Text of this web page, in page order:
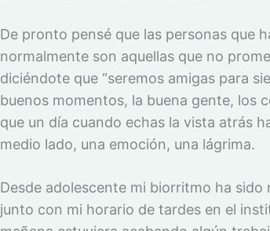
De pronto pensé que las personas que
normalmente son aquellas que no
diciéndote que “seremos amigas para
buenos momentos, la buena gente, los
que un día cuando echas la vista atrás
medio lado, una emoción, una lágrima.
Desde adolescente mi biorritmo ha
junto con mi horario de tardes en el